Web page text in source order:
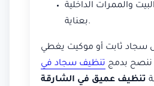
والممرات الداخلية
بعناية.
سجاد ثابت أو موكيت يغطي
ننصح بدمج تنظيف سجاد في
تنظيف عميق في الشارقة